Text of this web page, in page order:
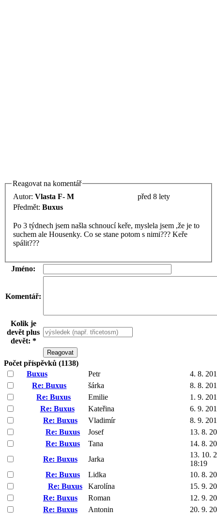
Reagovat na komentář
Autor: Vlasta F- M
před 8 lety
Předmět: Buxus
Po 3 týdnech jsem našla schnoucí keře, myslela jsem ,že je to
suchem ale Housenky. Co se stane potom s nimi??? Keře
spálit???
Jméno:
Komentář:
Kolik je
devět plus
devět: *
Počet příspěvků (1138)
Buxus
Petr
4. 8.
Re: Buxus
šárka
8. 8.
Re: Buxus
Emilie
1. 9.
Re: Buxus
Kateřina
6. 9.
Re: Buxus
Vladimír
8. 9.
Re: Buxus
Josef
13. 8.
Re: Buxus
Tana
14. 8.
Re: Buxus
Jarka
13. 10.
18:19
Re: Buxus
Lidka
10. 8.
Re: Buxus
Karolína
15. 9.
Re: Buxus
Roman
12. 9.
Re: Buxus
Antonin
20. 9.